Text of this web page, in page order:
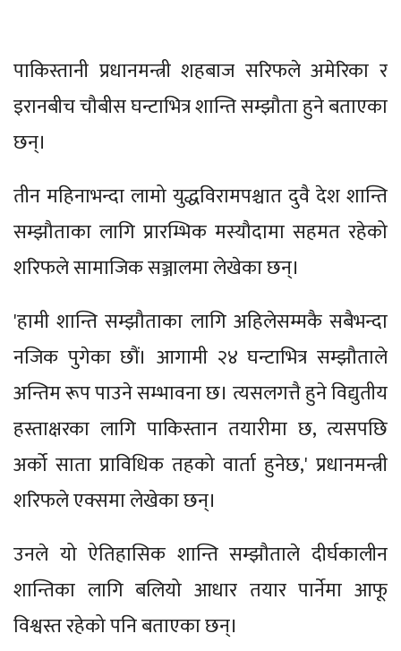
पाकिस्तानी प्रधानमन्त्री शहबाज सरिफले अमेरिका र
इरानबीच चौबीस घन्टाभित्र शान्ति सम्झौता हुने बताएका
छन्।
तीन महिनाभन्दा लामो युद्धविरामपश्चात दुवै देश शान्ति
सम्झौताका लागि प्रारम्भिक मस्यौदामा सहमत रहेको
शरिफले सामाजिक सञ्जालमा लेखेका छन्।
'हामी शान्ति सम्झौताका लागि अहिलेसम्मकै सबैभन्दा
नजिक पुगेका छौं। आगामी २४ घन्टाभित्र सम्झौताले
अन्तिम रूप पाउने सम्भावना छ। त्यसलगत्तै हुने विद्युतीय
हस्ताक्षरका लागि पाकिस्तान तयारीमा छ, त्यसपछि
अर्को साता प्राविधिक तहको वार्ता हुनेछ,' प्रधानमन्त्री
शरिफले एक्समा लेखेका छन्।
उनले यो ऐतिहासिक शान्ति सम्झौताले दीर्घकालीन
शान्तिका लागि बलियो आधार तयार पार्नेमा आफू
विश्वस्त रहेको पनि बताएका छन्।